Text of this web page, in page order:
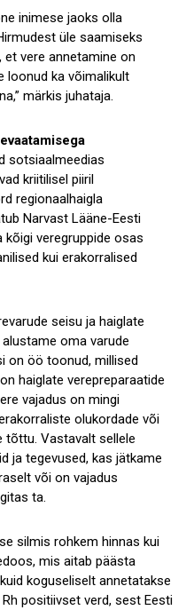
inimese jaoks olla
üle saamiseks
vere annetamine on
loonud ka võimalikult
märkis juhataja.
sotsiaalmeedias
kriitilisel piiril
regionaalhaigla
Narvast Lääne-Eesti
kõigi veregruppide osas
kui erakorralised
seisu ja haiglate
oma varude
on öö toonud, millised
haiglate verepreparaatide
vajadus on mingi
olukordade või
tõttu. Vastavalt sellele
ja tegevused, kas jätkame
või on vajadus
ta.
silmis rohkem hinnas kui
mis aitab päästa
koguseliselt annetatakse
positiivset verd, sest Eesti